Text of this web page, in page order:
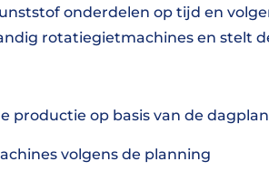
onderdelen op tijd en
rotatiegietmachines en stelt
productie op basis van de
volgens de planning